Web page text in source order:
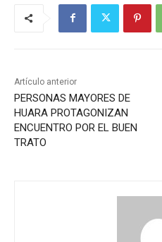
Artículo anterior
PERSONAS MAYORES DE
HUARA PROTAGONIZAN
ENCUENTRO POR EL BUEN
TRATO